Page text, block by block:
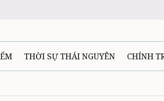
THỜI SỰ THÁI NGUYÊN CHÍNH
- AN NINH